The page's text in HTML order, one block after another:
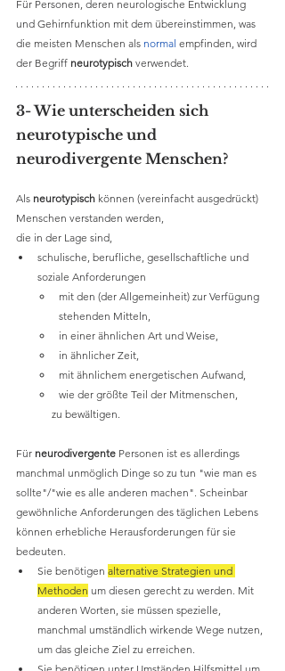
Für Personen, deren neurologische Entwicklung
und Gehirnfunktion mit dem übereinstimmen, was
die meisten Menschen als normal empfinden, wird
der Begriff neurotypisch verwendet.
3- Wie unterscheiden sich
neurotypische und
neurodivergente Menschen?
Als neurotypisch können (vereinfacht ausgedrückt)
Menschen verstanden werden,
die in der Lage sind,
schulische, berufliche, gesellschaftliche und
soziale Anforderungen
mit den (der Allgemeinheit) zur Verfügung
stehenden Mitteln,
in einer ähnlichen Art und Weise,
in ähnlicher Zeit,
mit ähnlichem energetischen Aufwand,
wie der größte Teil der Mitmenschen,
	zu bewältigen.
Für neurodivergente Personen ist es allerdings
manchmal unmöglich Dinge so zu tun "wie man es
sollte"/"wie es alle anderen machen". Scheinbar
gewöhnliche Anforderungen des täglichen Lebens
können erhebliche Herausforderungen für sie
bedeuten.
Sie benötigen alternative Strategien und
Methoden um diesen gerecht zu werden. Mit
anderen Worten, sie müssen spezielle,
manchmal umständlich wirkende Wege nutzen,
um das gleiche Ziel zu erreichen.